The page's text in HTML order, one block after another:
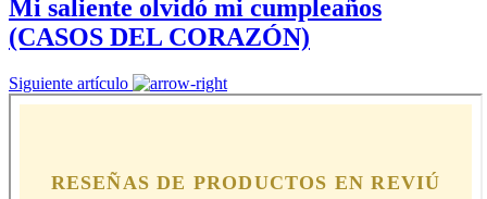
Mi saliente olvidó mi cumpleaños
(CASOS DEL CORAZÓN)
Siguiente artículo